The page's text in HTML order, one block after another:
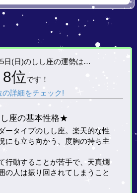
日(日)のしし座の運勢は…
8位です！
の詳細をチェック!
座の基本性格★
ータイプのしし座。楽天的な性
にも立ち向かう、度胸の持ち主
行動することが苦手で、天真爛
の人は振り回されてしまうこと